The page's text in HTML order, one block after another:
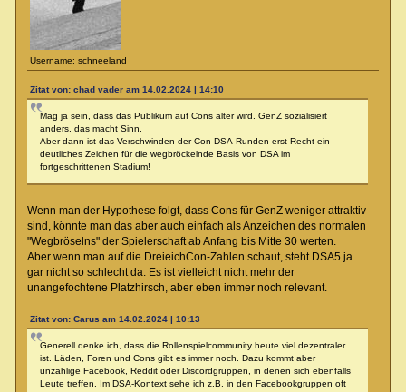
Username: schneeland
Zitat von: chad vader am 14.02.2024 | 14:10
Mag ja sein, dass das Publikum auf Cons älter wird. GenZ sozialisiert
anders, das macht Sinn.
Aber dann ist das Verschwinden der Con-DSA-Runden erst Recht ein
deutliches Zeichen für die wegbröckelnde Basis von DSA im
fortgeschrittenen Stadium!
Wenn man der Hypothese folgt, dass Cons für GenZ weniger attraktiv
sind, könnte man das aber auch einfach als Anzeichen des normalen
"Wegbröselns" der Spielerschaft ab Anfang bis Mitte 30 werten.
Aber wenn man auf die DreieichCon-Zahlen schaut, steht DSA5 ja
gar nicht so schlecht da. Es ist vielleicht nicht mehr der
unangefochtene Platzhirsch, aber eben immer noch relevant.
Zitat von: Carus am 14.02.2024 | 10:13
Generell denke ich, dass die Rollenspielcommunity heute viel dezentraler
ist. Läden, Foren und Cons gibt es immer noch. Dazu kommt aber
unzählige Facebook, Reddit oder Discordgruppen, in denen sich ebenfalls
Leute treffen. Im DSA-Kontext sehe ich z.B. in den Facebookgruppen oft